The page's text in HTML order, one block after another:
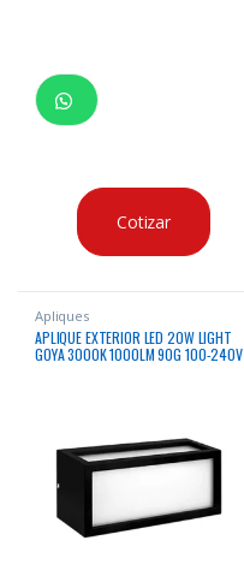
Cotizar
Apliques
APLIQUE EXTERIOR LED 20W LIGHT
GOYA 3000K 1000LM 90G 100-240V